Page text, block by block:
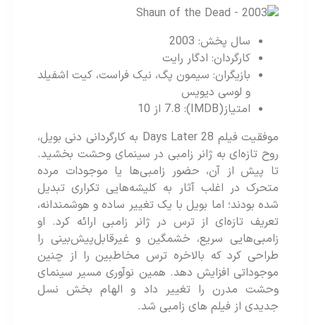
سال پخش: 2003
کارگردان: ادگار رایت
بازیگران: سیمون پگ، نیک فراست، کیت اشفیلد
و لوسی دیویس
امتیاز(IMDB): 7.8 از 10
موفقیت فیلم 28 Days Later به کارگردانی دنی بویل،
روح تازه‌ای به ژانر زامبی در سینمای وحشت بخشید.
تا پیش از آن، حضور زامبی‌ها یا موجودات مرده
متحرک در اغلب آثار به کلیشه‌هایی تکراری تبدیل
شده بودند؛ اما بویل با یک تغییر ساده و هوشمندانه،
تعریف تازه‌ای از ترس در ژانر زامبی ارائه کرد. او
زامبی‌هایی سریع، خشمگین و غیرقابل‌پیش‌بینی را
طراحی کرد که بالاخره ترس مخاطبین را از چنین
موجوداتی افزایش دهد. همین نوآوری مسیر سینمای
وحشت مدرن را تغییر داد و الهام‌ بخش نسل
جدیدی از فیلم‌ های زامبی شد.